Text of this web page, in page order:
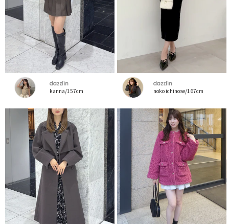
dazzlin
kanna/157cm
dazzlin
noko ichinose/167cm